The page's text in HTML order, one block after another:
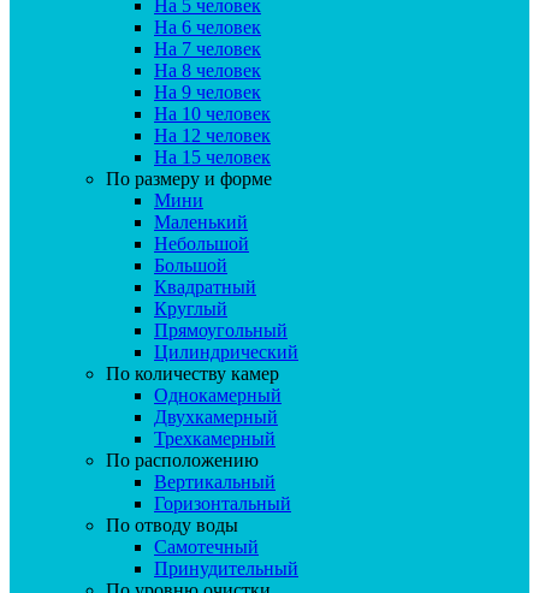
На 5 человек
На 6 человек
На 7 человек
На 8 человек
На 9 человек
На 10 человек
На 12 человек
На 15 человек
По размеру и форме
Мини
Маленький
Небольшой
Большой
Квадратный
Круглый
Прямоугольный
Цилиндрический
По количеству камер
Однокамерный
Двухкамерный
Трехкамерный
По расположению
Вертикальный
Горизонтальный
По отводу воды
Самотечный
Принудительный